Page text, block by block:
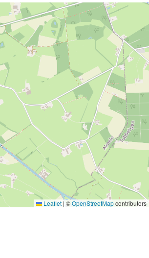
Leaflet | ©OpenStreetMapcontributors